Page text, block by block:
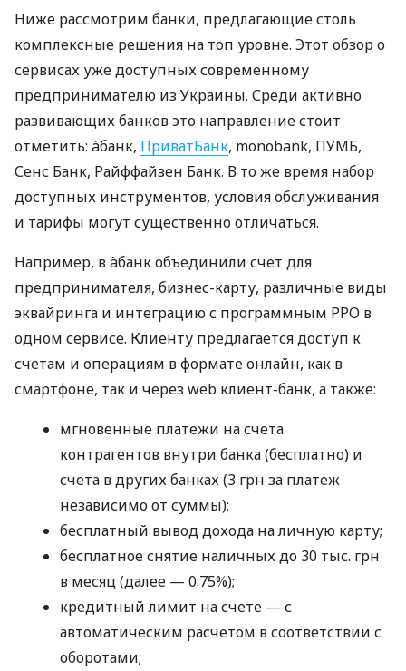
Ниже рассмотрим банки, предлагающие столь
комплексные решения на топ уровне. Этот обзор о
сервисах уже доступных современному
предпринимателю из Украины. Среди активно
развивающих банков это направление стоит
отметить: àбанк, ПриватБанк, monobank, ПУМБ,
Сенс Банк, Райффайзен Банк. В то же время набор
доступных инструментов, условия обслуживания
и тарифы могут существенно отличаться.
Например, в àбанк объединили счет для
предпринимателя, бизнес-карту, различные виды
эквайринга и интеграцию с программным РРО в
одном сервисе. Клиенту предлагается доступ к
счетам и операциям в формате онлайн, как в
смартфоне, так и через web клиент-банк, а также:
мгновенные платежи на счета
контрагентов внутри банка (бесплатно) и
счета в других банках (3 грн за платеж
независимо от суммы);
бесплатный вывод дохода на личную карту;
бесплатное снятие наличных до 30 тыс. грн
в месяц (далее — 0.75%);
кредитный лимит на счете — с
автоматическим расчетом в соответствии с
оборотами;